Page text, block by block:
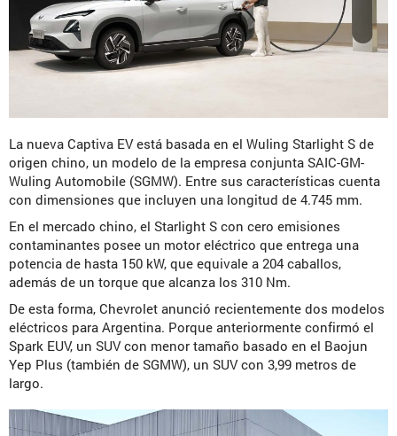
La nueva Captiva EV está basada en el Wuling Starlight S de
origen chino, un modelo de la empresa conjunta SAIC-GM-
Wuling Automobile (SGMW). Entre sus características cuenta
con dimensiones que incluyen una longitud de 4.745 mm.
En el mercado chino, el Starlight S con cero emisiones
contaminantes posee un motor eléctrico que entrega una
potencia de hasta 150 kW, que equivale a 204 caballos,
además de un torque que alcanza los 310 Nm.
De esta forma, Chevrolet anunció recientemente dos modelos
eléctricos para Argentina. Porque anteriormente confirmó el
Spark EUV, un SUV con menor tamaño basado en el Baojun
Yep Plus (también de SGMW), un SUV con 3,99 metros de
largo.